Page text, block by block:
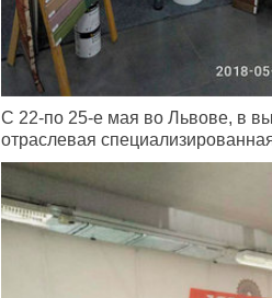
С 22-по 25-е мая во Львове, в
отраслевая